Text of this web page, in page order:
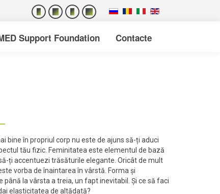
Support Foundation Contacte
bine în propriul corp nu este de ajuns să-ți aduci
tău fizic. Feminitatea este elementul de bază
ți accentuezi trăsăturile elegante. Oricât de mult
vorba de înaintarea în vârstă. Forma și
la vârsta a treia, un fapt inevitabil. Și ce să faci
elasticitatea de altădată?